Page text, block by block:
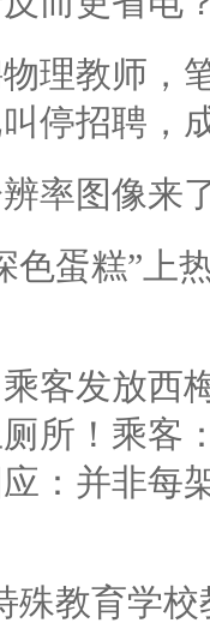
理教师，
停招聘，
率图像来
色蛋糕”上
客发放西
所！乘客
：并非每
殊教育学